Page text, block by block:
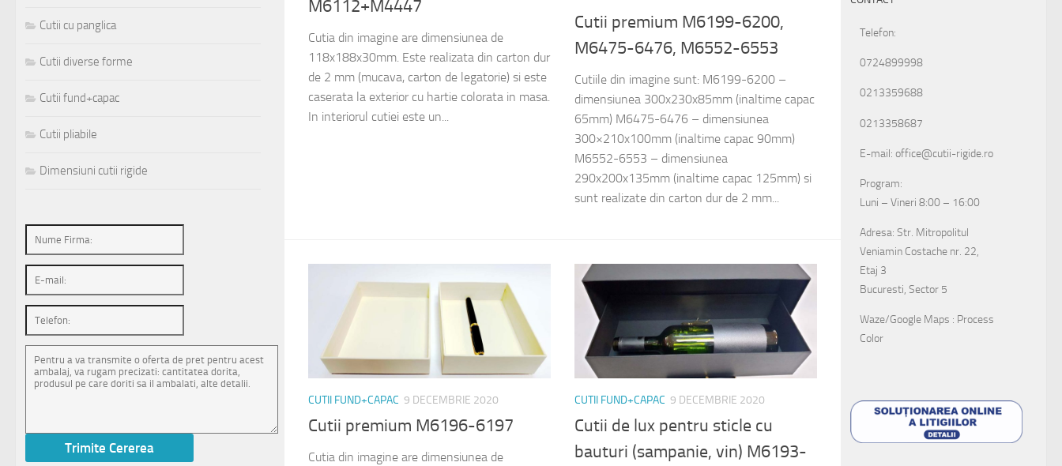
M6112+M4447
Cutia din imagine are dimensiunea de
118x188x30mm. Este realizata din carton dur
de 2 mm (mucava, carton de legatorie) si este
caserata la exterior cu hartie colorata in masa.
In interiorul cutiei este un...
Cutii premium M6199-6200,
M6475-6476, M6552-6553
Cutiile din imagine sunt: M6199-6200 –
dimensiunea 300x230x85mm (inaltime capac
65mm) M6475-6476 – dimensiunea
300×210x100mm (inaltime capac 90mm)
M6552-6553 – dimensiunea
290x200x135mm (inaltime capac 125mm) si
sunt realizate din carton dur de 2 mm...
CUTII FUND+CAPAC 9 DECEMBRIE 2020
Cutii premium M6196-6197
Cutia din imagine are dimensiunea de
CUTII FUND+CAPAC 9 DECEMBRIE 2020
Cutii de lux pentru sticle cu
bauturi (sampanie, vin) M6193-
Cutii cu panglica
Cutii diverse forme
Cutii fund+capac
Cutii pliabile
Dimensiuni cutii rigide
Telefon:
0724899998
0213359688
0213358687
E-mail: office@cutii-rigide.ro
Program:
Luni – Vineri 8:00 – 16:00
Adresa: Str. Mitropolitul
Veniamin Costache nr. 22,
Etaj 3
Bucuresti, Sector 5
Waze/Google Maps : Process
Color